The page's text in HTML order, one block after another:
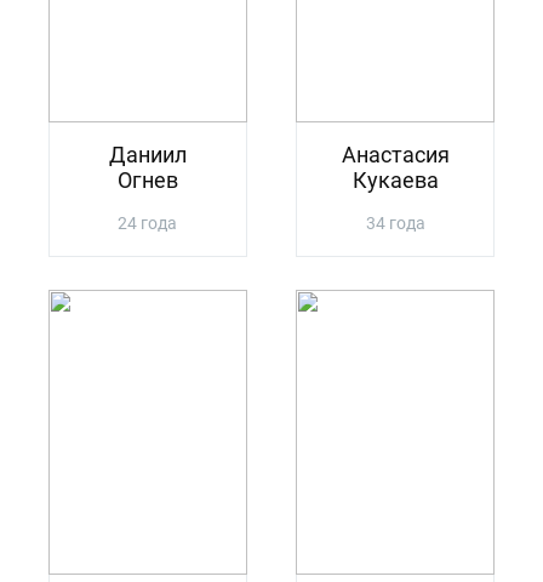
Даниил
Огнев
24 года
Анастасия
Кукаева
34 года